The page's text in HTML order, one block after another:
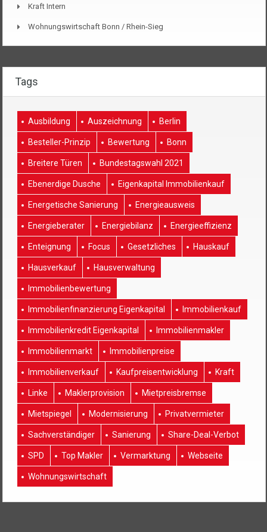
Kraft Intern
Wohnungswirtschaft Bonn / Rhein-Sieg
Tags
Ausbildung Auszeichnung Berlin
Besteller-Prinzip Bewertung Bonn
Breitere Türen Bundestagswahl 2021
Ebenerdige Dusche Eigenkapital Immobilienkauf
Energetische Sanierung Energieausweis
Energieberater Energiebilanz Energieeffizienz
Enteignung Focus Gesetzliches Hauskauf
Hausverkauf Hausverwaltung
Immobilienbewertung
Immobilienfinanzierung Eigenkapital Immobilienkauf
Immobilienkredit Eigenkapital Immobilienmakler
Immobilienmarkt Immobilienpreise
Immobilienverkauf Kaufpreisentwicklung Kraft
Linke Maklerprovision Mietpreisbremse
Mietspiegel Modernisierung Privatvermieter
Sachverständiger Sanierung Share-Deal-Verbot
SPD Top Makler Vermarktung Webseite
Wohnungswirtschaft